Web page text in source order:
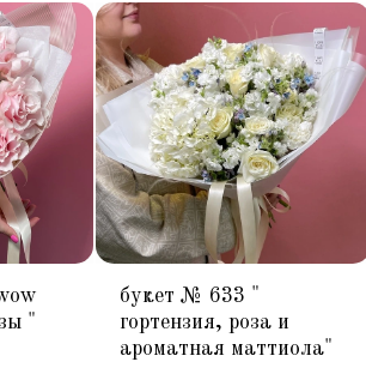
🌱☀️
"
букет № 633 "
гортензия, роза и
ароматная маттиола"